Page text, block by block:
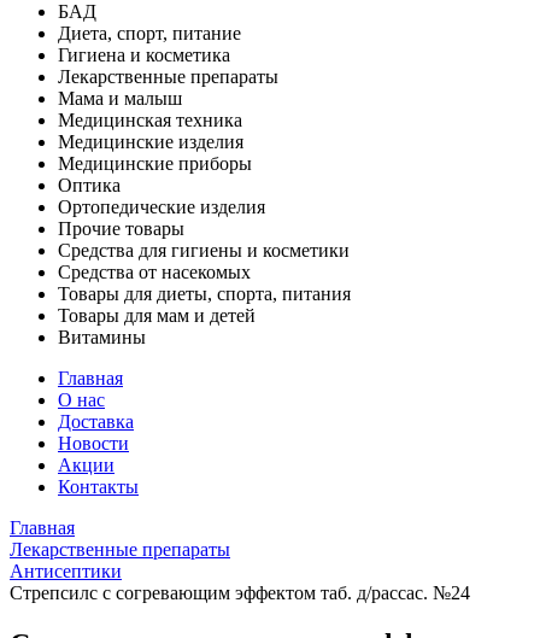
БАД
Диета, спорт, питание
Гигиена и косметика
Лекарственные препараты
Мама и малыш
Медицинская техника
Медицинские изделия
Медицинские приборы
Оптика
Ортопедические изделия
Прочие товары
Средства для гигиены и косметики
Средства от насекомых
Товары для диеты, спорта, питания
Товары для мам и детей
Витамины
Главная
О нас
Доставка
Новости
Акции
Контакты
Главная
Лекарственные препараты
Антисептики
Стрепсилс с согревающим эффектом таб. д/рассас. №24